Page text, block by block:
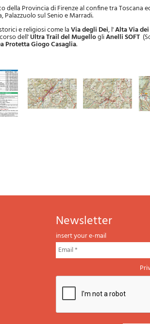
della Provincia di Firenze al confine tra Toscana
Palazzuolo sul Senio e Marradi.
e religiosi come laVia degli Dei, l'Alta Via
dell'Ultra Trail del MugellogliAnelli SOFT (
Protetta Giogo Casaglia.
newsletter
insert your e-mail